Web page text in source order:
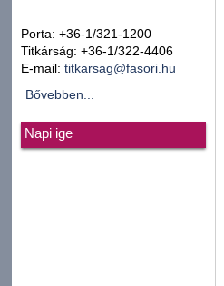
Porta: +36-1/321-1200
Titkárság: +36-1/322-4406
E-mail: titkarsag@fasori.hu
Bővebben...
Napi ige